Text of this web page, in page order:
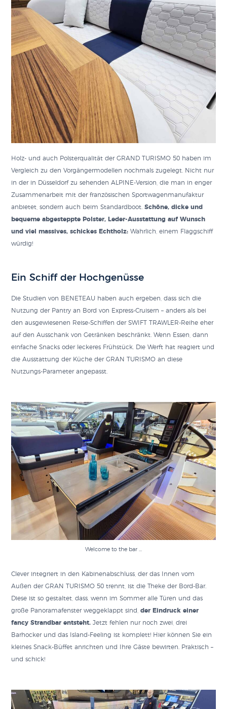
Holz- und auch Polsterqualität der GRAND TURISMO 50 haben im
Vergleich zu den Vorgängermodellen nochmals zugelegt. Nicht nur
in der in Düsseldorf zu sehenden ALPINE-Version, die man in enger
Zusammenarbeit mit der französischen Sportwagenmanufaktur
anbietet, sondern auch beim Standardboot.Schöne, dicke und
bequeme abgesteppte Polster, Leder-Ausstattung auf Wunsch
und viel massives, schickes Echtholz: Wahrlich, einem Flaggschiff
würdig!
Ein Schiff der Hochgenüsse
Die Studien von BENETEAU haben auch ergeben, dass sich die
Nutzung der Pantry an Bord von Express-Cruisern – anders als bei
den ausgewiesenen Reise-Schiffen der SWIFT TRAWLER-Reihe eher
auf den Ausschank von Getränken beschränkt. Wenn Essen, dann
einfache Snacks oder leckeres Frühstück. Die Werft hat reagiert und
die Ausstattung der Küche der GRAN TURISMO an diese
Nutzungs-Parameter angepasst.
Welcome to the bar …
Clever integriert in den Kabinenabschluss, der das Innen vom
Außen der GRAN TURISMO 50 trennt, ist die Theke der Bord-Bar.
Diese ist so gestaltet, dass, wenn im Sommer alle Türen und das
große Panoramafenster weggeklappt sind,der Eindruck einer
fancy Strandbar entsteht.Jetzt fehlen nur noch zwei, drei
Barhocker und das Island-Feeling ist komplett! Hier können Sie ein
kleines Snack-Büffet anrichten und Ihre Gäste bewirten. Praktisch –
und schick!